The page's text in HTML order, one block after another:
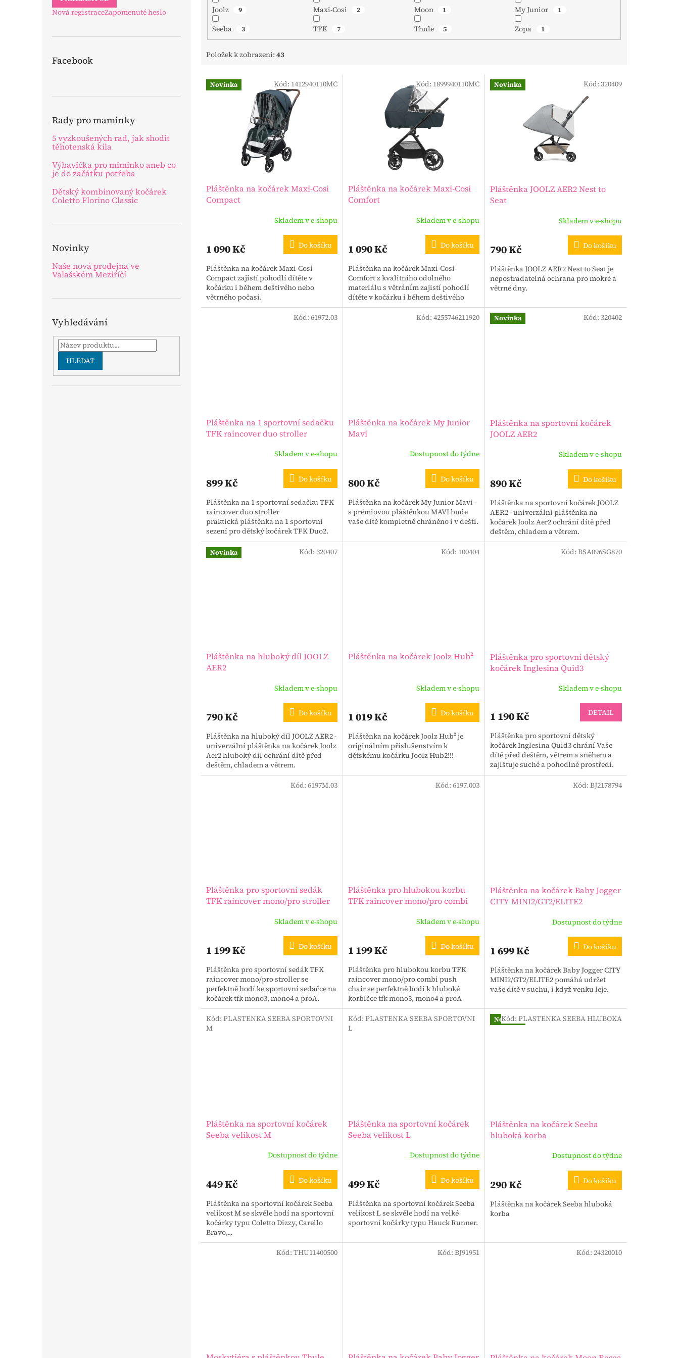
Nová registraceZapomenuté heslo
Facebook
Rady pro maminky
5 vyzkoušených rad, jak shodit
těhotenská kila
Výbavička pro miminko aneb co
je do začátku potřeba
Dětský kombinovaný kočárek
Coletto Florino Classic
Novinky
Naše nová prodejna ve
Valašském Meziříčí
Vyhledávání
HLEDAT
Joolz 9 Maxi-Cosi 2 Moon 1 My Junior 1
Seeba 3 TFK 7 Thule 5 Zopa 1
Položek k zobrazení: 43
V
ý
k
Novinka
Pláštěnka na kočárek Maxi-Cosi
Compact
Skladem v e-shopu
1 090 Kč Do košíku
Pláštěnka na kočárek Maxi-Cosi
Compact zajistí pohodlí dítěte v
kočárku i během deštivého nebo
větrného počasí.
Kód: 1412940110MC
Pláštěnka na kočárek Maxi-Cosi
Comfort
Skladem v e-shopu
1 090 Kč Do košíku
Pláštěnka na kočárek Maxi-Cosi
Comfort z kvalitního odolného
materiálu s větráním zajistí pohodlí
dítěte v kočárku i během deštivého
počasí.
Kód: 1899940110MC Novinka
Pláštěnka JOOLZ AER2 Nest to
Seat
Skladem v e-shopu
790 Kč Do košíku
Pláštěnka JOOLZ AER2 Nest to Seat je
nepostradatelná ochrana pro mokré a
větrné dny.
Kód: 320409
Pláštěnka na 1 sportovní sedačku
TFK raincover duo stroller
Skladem v e-shopu
899 Kč Do košíku
Pláštěnka na 1 sportovní sedačku TFK
raincover duo stroller
praktická pláštěnka na 1 sportovní
sezení pro dětský kočárek TFK Duo2.
Kód: 61972.03
Pláštěnka na kočárek My Junior
Mavi
Dostupnost do týdne
800 Kč Do košíku
Pláštěnka na kočárek My Junior Mavi -
s prémiovou pláštěnkou MAVI bude
vaše dítě kompletně chráněno i v dešti.
Kód: 4255746211920 Novinka
Pláštěnka na sportovní kočárek
JOOLZ AER2
Skladem v e-shopu
890 Kč Do košíku
Pláštěnka na sportovní kočárek JOOLZ
AER2 - univerzální pláštěnka na
kočárek Joolz Aer2 ochrání dítě před
deštěm, chladem a větrem.
Kód: 320402
Novinka
Pláštěnka na hluboký díl JOOLZ
AER2
Skladem v e-shopu
790 Kč Do košíku
Pláštěnka na hluboký díl JOOLZ AER2 -
univerzální pláštěnka na kočárek Joolz
Aer2 hluboký díl ochrání dítě před
deštěm, chladem a větrem.
Kód: 320407
Pláštěnka na kočárek Joolz Hub²
Skladem v e-shopu
1 019 Kč Do košíku
Pláštěnka na kočárek Joolz Hub² je
originálním příslušenstvím k
dětskému kočárku Joolz Hub2!!!
Kód: 100404
Pláštěnka pro sportovní dětský
kočárek Inglesina Quid3
Skladem v e-shopu
1 190 Kč DETAIL
Pláštěnka pro sportovní dětský
kočárek Inglesina Quid3 chrání Vaše
dítě před deštěm, větrem a sněhem a
zajišťuje suché a pohodlné prostředí.
Kód: BSA096SG870
Pláštěnka pro sportovní sedák
TFK raincover mono/pro stroller
Skladem v e-shopu
1 199 Kč Do košíku
Pláštěnka pro sportovní sedák TFK
raincover mono/pro stroller se
perfektně hodí ke sportovní sedačce na
kočárek tfk mono3, mono4 a proA.
Kód: 6197M.03
Pláštěnka pro hlubokou korbu
TFK raincover mono/pro combi
Skladem v e-shopu
1 199 Kč Do košíku
Pláštěnka pro hlubokou korbu TFK
raincover mono/pro combi push
chair se perfektně hodí k hluboké
korbičce tfk mono3, mono4 a proA
nastavené jako hluboká korba nebo...
Kód: 6197.003
Pláštěnka na kočárek Baby Jogger
CITY MINI2/GT2/ELITE2
Dostupnost do týdne
1 699 Kč Do košíku
Pláštěnka na kočárek Baby Jogger CITY
MINI2/GT2/ELITE2 pomáhá udržet
vaše dítě v suchu, i když venku leje.
Kód: BJ2178794
Novinka
Pláštěnka na sportovní kočárek
Seeba velikost M
Dostupnost do týdne
449 Kč Do košíku
Pláštěnka na sportovní kočárek Seeba
velikost M se skvěle hodí na sportovní
kočárky typu Coletto Dizzy, Carello
Bravo,...
Kód: PLASTENKA SEEBA SPORTOVNI
M
Novinka
Pláštěnka na sportovní kočárek
Seeba velikost L
Dostupnost do týdne
499 Kč Do košíku
Pláštěnka na sportovní kočárek Seeba
velikost L se skvěle hodí na velké
sportovní kočárky typu Hauck Runner.
Kód: PLASTENKA SEEBA SPORTOVNI
L
Novinka
Pláštěnka na kočárek Seeba
hluboká korba
Dostupnost do týdne
290 Kč Do košíku
Pláštěnka na kočárek Seeba hluboká
korba
Kód: PLASTENKA SEEBA HLUBOKA
Kód: THU11400500 Kód: BJ91951 Kód: 24320010